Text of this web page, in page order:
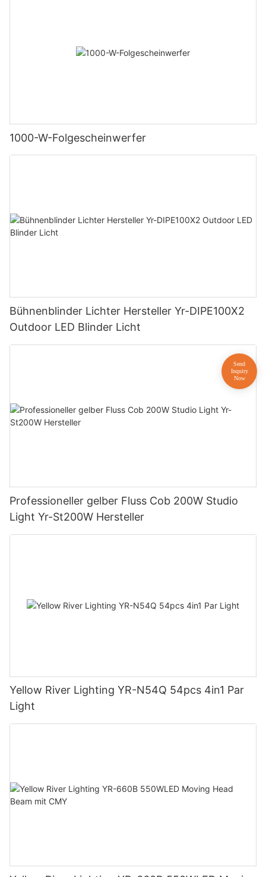
1000-W-Folgescheinwerfer
Bühnenblinder Lichter Hersteller Yr-DIPE100X2
Outdoor LED Blinder Licht
Professioneller gelber Fluss Cob 200W Studio
Light Yr-St200W Hersteller
Yellow River Lighting YR-N54Q 54pcs 4in1 Par
Light